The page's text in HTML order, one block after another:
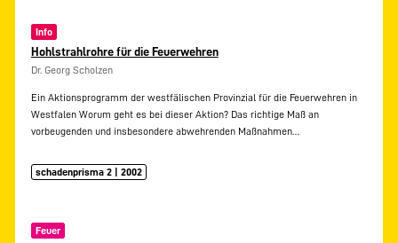
Info
Hohlstrahlrohre für die Feuerwehren
Dr. Georg Scholzen
Ein Aktionsprogramm der westfälischen Provinzial für die Feuerwehren in
Westfalen Worum geht es bei dieser Aktion? Das richtige Maß an
vorbeugenden und insbesondere abwehrenden Maßnahmen…
schadenprisma 2 | 2002
Feuer